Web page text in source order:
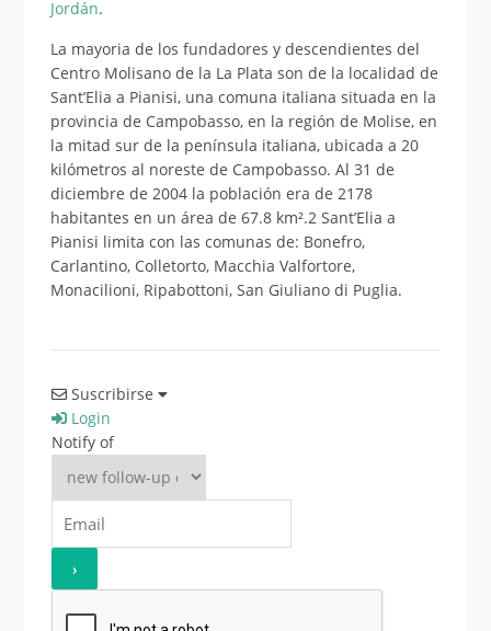
Jordán. ​
La mayoria de los fundadores y descendientes del
Centro Molisano de la La Plata son de la localidad de
Sant’Elia a Pianisi, una comuna italiana situada en la
provincia de Campobasso, en la región de Molise, en
la mitad sur de la península italiana, ubicada a 20
kilómetros al noreste de Campobasso. Al 31 de
diciembre de 2004 la población era de 2178
habitantes en un área de 67.8 km².2​ Sant’Elia a
Pianisi limita con las comunas de: Bonefro,
Carlantino, Colletorto, Macchia Valfortore,
Monacilioni, Ripabottoni, San Giuliano di Puglia.
Suscribirse
Login
Notify of